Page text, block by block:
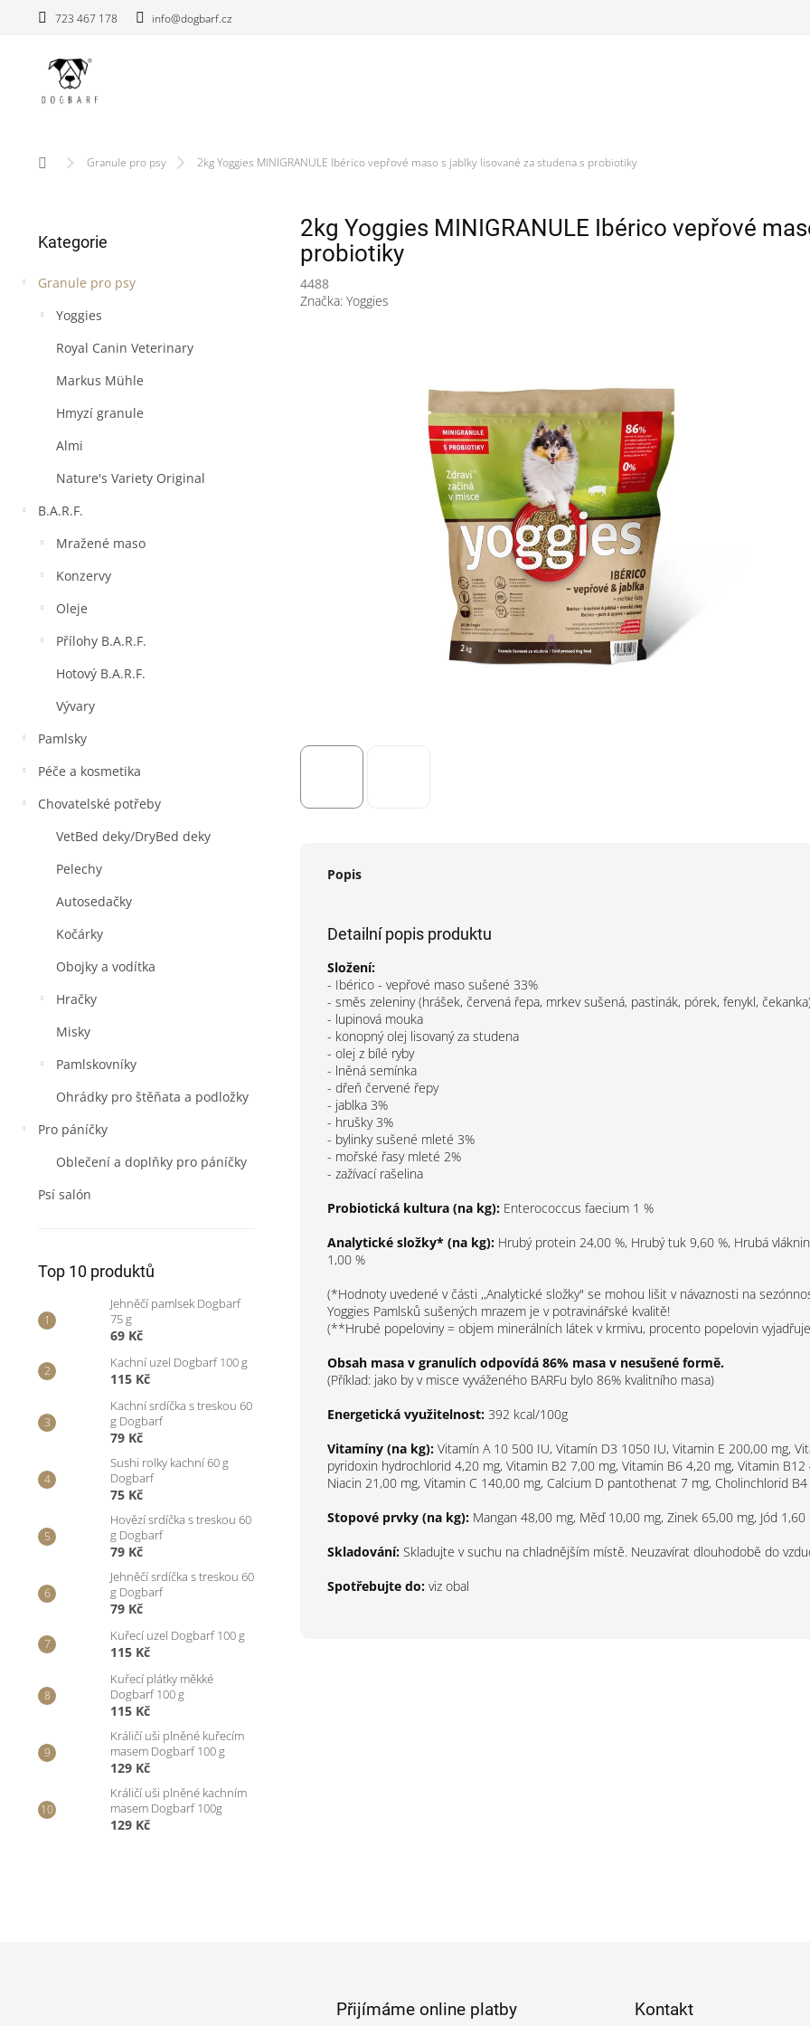
723 467 178 info@dogbarf.cz
Domů Granule pro psy 2kg Yoggies MINIGRANULE Ibérico vepřové maso s jablky lisované za studena s probiotiky
s
r
a
kategorie
Kategorie
Granule pro psy
Yoggies
Royal Canin Veterinary
Markus Mühle
Hmyzí granule
Almi
Nature's Variety Original
B.A.R.F.
Mražené maso
Konzervy
Oleje
Přílohy B.A.R.F.
Hotový B.A.R.F.
Vývary
Pamlsky
Péče a kosmetika
Chovatelské potřeby
VetBed deky/DryBed deky
Pelechy
Autosedačky
Kočárky
Obojky a vodítka
Hračky
Misky
Pamlskovníky
Ohrádky pro štěňata a podložky
Pro páníčky
Oblečení a doplňky pro páníčky
Psí salón
Top 10 produktů
Jehněčí pamlsek Dogbarf
75 g
69 Kč
Kachní uzel Dogbarf 100 g
115 Kč
Kachní srdíčka s treskou 60
g Dogbarf
79 Kč
Sushi rolky kachní 60 g
Dogbarf
75 Kč
Hovězí srdíčka s treskou 60
g Dogbarf
79 Kč
Jehněčí srdíčka s treskou 60
g Dogbarf
79 Kč
Kuřecí uzel Dogbarf 100 g
115 Kč
Kuřecí plátky měkké
Dogbarf 100 g
115 Kč
Králičí uši plněné kuřecím
masem Dogbarf 100 g
129 Kč
Králičí uši plněné kachním
masem Dogbarf 100g
129 Kč
2kg Yoggies MINIGRANULE Ibérico vepřové
probiotiky
4488
Značka: Yoggies
Popis
Detailní popis produktu
Složení:
- Ibérico - vepřové maso sušené 33%
- směs zeleniny (hrášek, červená řepa, mrkev sušená, pastinák, pórek, fenykl,
- lupinová mouka
- konopný olej lisovaný za studena
- olej z bílé ryby
- lněná semínka
- dřeň červené řepy
- jablka 3%
- hrušky 3%
- bylinky sušené mleté 3%
- mořské řasy mleté 2%
- zažívací rašelina
Probiotická kultura (na kg): Enterococcus faecium 1 %
Analytické složky* (na kg): Hrubý protein 24,00 %, Hrubý tuk 9,60 %, Hrubá
1,00 %
(*Hodnoty uvedené v části ,,Analytické složky" se mohou lišit v návaznosti na
Yoggies Pamlsků sušených mrazem je v potravinářské kvalitě!
(**Hrubé popeloviny = objem minerálních látek v krmivu, procento popelovin
Obsah masa v granulích odpovídá 86% masa v nesušené formě.
(Příklad: jako by v misce vyváženého BARFu bylo 86% kvalitního masa)
Energetická využitelnost: 392 kcal/100g
Vitamíny (na kg): Vitamín A 10 500 IU, Vitamín D3 1050 IU, Vitamin E 200,00 mg,
pyridoxin hydrochlorid 4,20 mg, Vitamin B2 7,00 mg, Vitamin B6 4,20 mg, Vitamin
Niacin 21,00 mg, Vitamin C 140,00 mg, Calcium D pantothenat 7 mg, Cholinchlorid
Stopové prvky (na kg): Mangan 48,00 mg, Měď 10,00 mg, Zinek 65,00 mg, Jód 1,60
Skladování: Skladujte v suchu na chladnějším místě. Neuzavírat dlouhodobě do
Spotřebujte do: viz obal
Přijímáme online platby Kontakt